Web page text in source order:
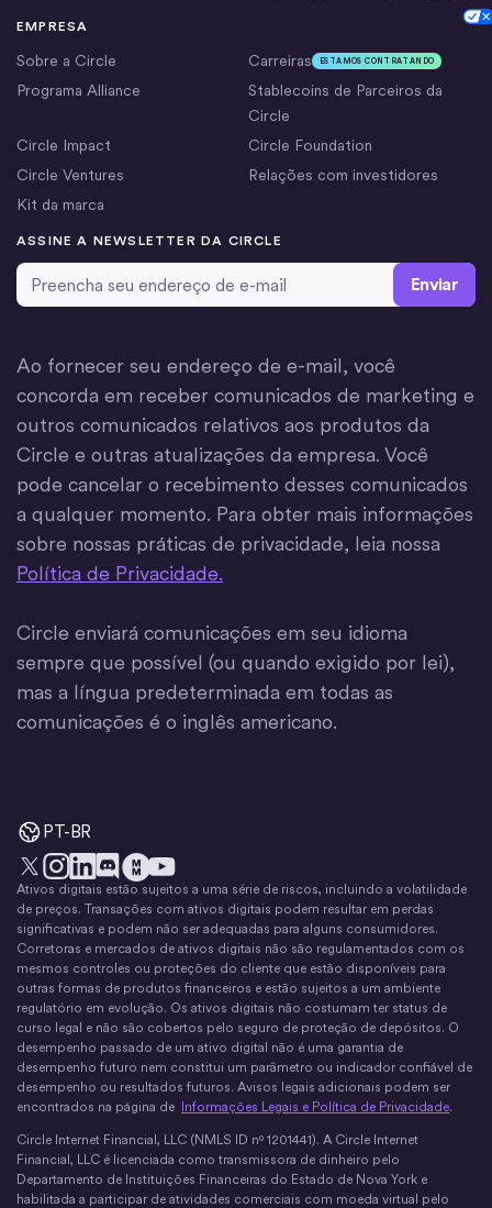
EMPRESA
Sobre a Circle Carreiras ESTAMOS CONTRATANDO
Programa Alliance
Stablecoins de Parceiros da
Circle
Circle Impact
Circle Foundation
Circle Ventures
Relações com investidores
Kit da marca
ASSINE A NEWSLETTER DA CIRCLE
Email Address
Ao fornecer seu endereço de e-mail, você
concorda em receber comunicados de marketing e
outros comunicados relativos aos produtos da
Circle e outras atualizações da empresa. Você
pode cancelar o recebimento desses comunicados
a qualquer momento. Para obter mais informações
sobre nossas práticas de privacidade, leia nossa
Política de Privacidade.
Circle enviará comunicações em seu idioma
sempre que possível (ou quando exigido por lei),
mas a língua predeterminada em todas as
comunicações é o inglês americano.
PT-BR
X Instagram
LinkedIn
Discórdia
O movimento do dinheiro
YouTube
Ativos digitais estão sujeitos a uma série de riscos, incluindo a volatilidade
de preços. Transações com ativos digitais podem resultar em perdas
significativas e podem não ser adequadas para alguns consumidores.
Corretoras e mercados de ativos digitais não são regulamentados com os
mesmos controles ou proteções do cliente que estão disponíveis para
outras formas de produtos financeiros e estão sujeitos a um ambiente
regulatório em evolução. Os ativos digitais não costumam ter status de
curso legal e não são cobertos pelo seguro de proteção de depósitos. O
desempenho passado de um ativo digital não é uma garantia de
desempenho futuro nem constitui um parâmetro ou indicador confiável de
desempenho ou resultados futuros. Avisos legais adicionais podem ser
encontrados na página de
Informações Legais e Política de Privacidade.
Circle Internet Financial, LLC (NMLS ID nº 1201441). A Circle Internet
Financial, LLC é licenciada como transmissora de dinheiro pelo
Departamento de Instituições Financeiras do Estado de Nova York e
habilitada a participar de atividades comerciais com moeda virtual pelo